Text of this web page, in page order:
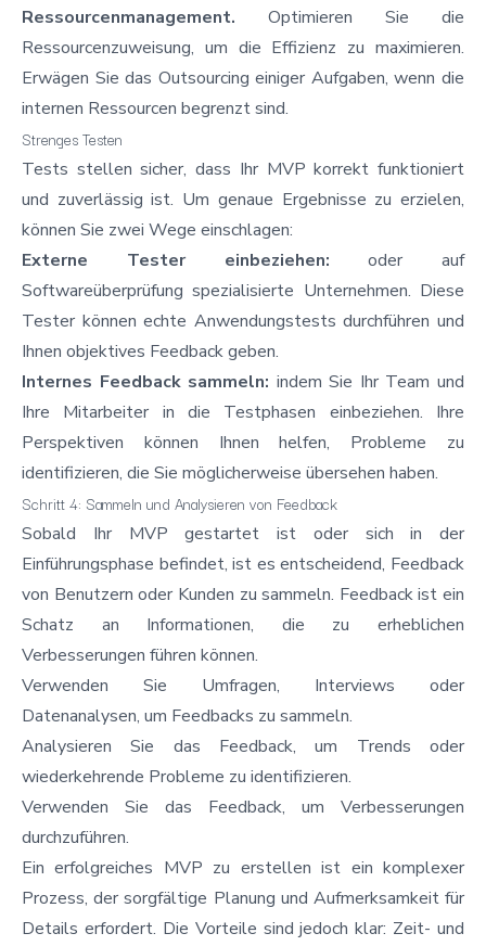
Ressourcenmanagement. Optimieren Sie die
Ressourcenzuweisung, um die Effizienz zu maximieren.
Erwägen Sie das Outsourcing einiger Aufgaben, wenn die
internen Ressourcen begrenzt sind.
Strenges Testen
Tests stellen sicher, dass Ihr MVP korrekt funktioniert
und zuverlässig ist. Um genaue Ergebnisse zu erzielen,
können Sie zwei Wege einschlagen:
Externe Tester einbeziehen: oder auf
Softwareüberprüfung spezialisierte Unternehmen. Diese
Tester können echte Anwendungstests durchführen und
Ihnen objektives Feedback geben.
Internes Feedback sammeln: indem Sie Ihr Team und
Ihre Mitarbeiter in die Testphasen einbeziehen. Ihre
Perspektiven können Ihnen helfen, Probleme zu
identifizieren, die Sie möglicherweise übersehen haben.
Schritt 4: Sammeln und Analysieren von Feedback
Sobald Ihr MVP gestartet ist oder sich in der
Einführungsphase befindet, ist es entscheidend, Feedback
von Benutzern oder Kunden zu sammeln. Feedback ist ein
Schatz an Informationen, die zu erheblichen
Verbesserungen führen können.
Verwenden Sie Umfragen, Interviews oder
Datenanalysen, um Feedbacks zu sammeln.
Analysieren Sie das Feedback, um Trends oder
wiederkehrende Probleme zu identifizieren.
Verwenden Sie das Feedback, um Verbesserungen
durchzuführen.
Ein erfolgreiches MVP zu erstellen ist ein komplexer
Prozess, der sorgfältige Planung und Aufmerksamkeit für
Details erfordert. Die Vorteile sind jedoch klar: Zeit- und